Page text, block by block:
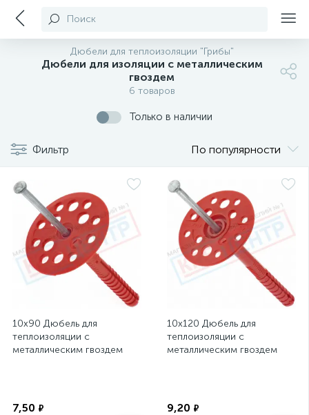
Поиск
Дюбели для теплоизоляции "Грибы"
Дюбели для изоляции с металлическим
гвоздем
6 товаров
Только в наличии
Фильтр По популярности
10х90 Дюбель для
теплоизоляции с
металлическим гвоздем
7,50 ₽
10х120 Дюбель для
теплоизоляции с
металлическим гвоздем
9,20 ₽